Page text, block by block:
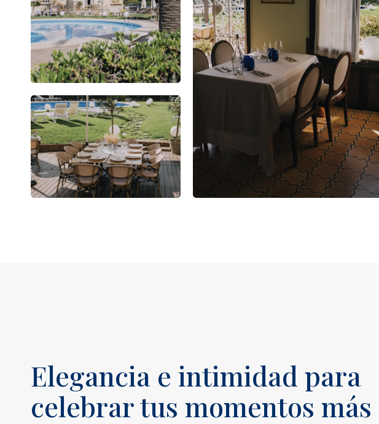
Elegancia e intimidad para
celebrar tus momentos más